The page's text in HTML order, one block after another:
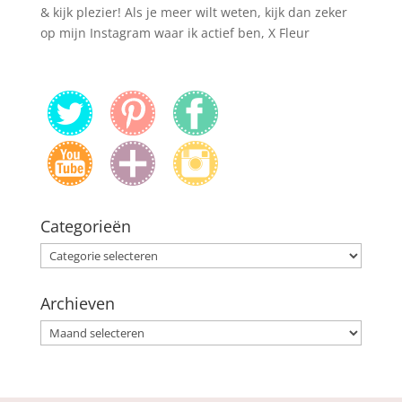
& kijk plezier! Als je meer wilt weten, kijk dan zeker
op mijn Instagram waar ik actief ben, X Fleur
Categorieën
Categorieën
Archieven
Archieven